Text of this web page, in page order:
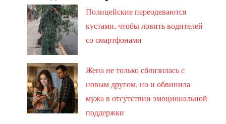
Полицейские переодеваются
кустами, чтобы ловить водителей
со смартфонами
Жена не только сблизилась с
новым другом, но и обвинила
мужа в отсутствии эмоциональной
поддержки